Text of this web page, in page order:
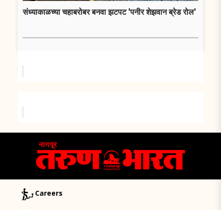
संध्याकाळच्या चहाबरोबर बनवा झटपट 'पनीर शेझवान ब्रेड रोल'
Careers